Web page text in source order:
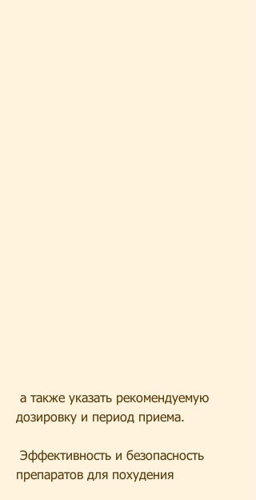
дозировку и период приема.
препаратов для похудения